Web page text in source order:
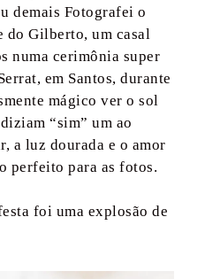
demais Fotografei o
do Gilberto, um casal
numa cerimônia super
em Santos, durante
mágico ver o sol
“sim” um ao
a luz dourada e o amor
perfeito para as fotos.
foi uma explosão de